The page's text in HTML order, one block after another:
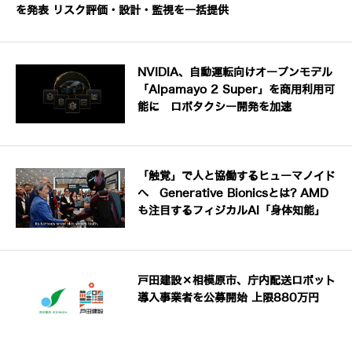
を発表 リスク評価・設計・監視を一括提供
NVIDIA、自動運転向けオープンモデル
「Alpamayo 2 Super」を商用利用可
能に ロボタクシー開発を加速
「触覚」で人と協働するヒューマノイド
へ Generative Bionicsとは? AMD
も注目するフィジカルAI「身体知能」
戸田建設×相模原市、庁内配送ロボット
導入事業者を公募開始 上限880万円